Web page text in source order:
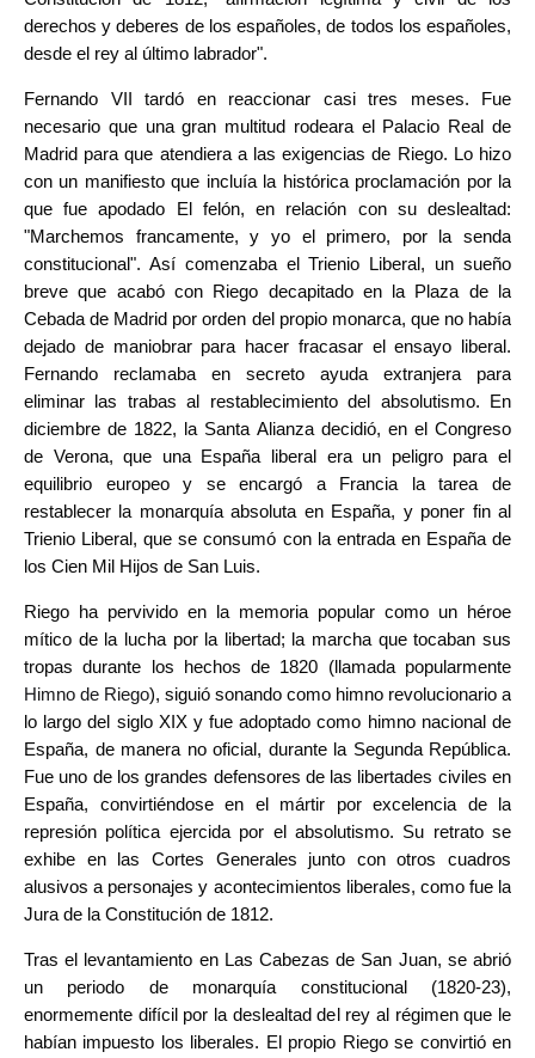
derechos y deberes de los españoles, de todos los españoles,
desde el rey al último labrador".
Fernando VII tardó en reaccionar casi tres meses. Fue
necesario que una gran multitud rodeara el Palacio Real de
Madrid para que atendiera a las exigencias de Riego. Lo hizo
con un manifiesto que incluía la histórica proclamación por la
que fue apodado El felón, en relación con su deslealtad:
"Marchemos francamente, y yo el primero, por la senda
constitucional". Así comenzaba el Trienio Liberal, un sueño
breve que acabó con Riego decapitado en la Plaza de la
Cebada de Madrid por orden del propio monarca, que no había
dejado de maniobrar para hacer fracasar el ensayo liberal.
Fernando reclamaba en secreto ayuda extranjera para
eliminar las trabas al restablecimiento del absolutismo. En
diciembre de 1822, la Santa Alianza decidió, en el Congreso
de Verona, que una España liberal era un peligro para el
equilibrio europeo y se encargó a Francia la tarea de
restablecer la monarquía absoluta en España, y poner fin al
Trienio Liberal, que se consumó con la entrada en España de
los Cien Mil Hijos de San Luis.
Riego ha pervivido en la memoria popular como un héroe
mítico de la lucha por la libertad; la marcha que tocaban sus
tropas durante los hechos de 1820 (llamada popularmente
Himno de Riego), siguió sonando como himno revolucionario a
lo largo del siglo XIX y fue adoptado como himno nacional de
España, de manera no oficial, durante la Segunda República.
Fue uno de los grandes defensores de las libertades civiles en
España, convirtiéndose en el mártir por excelencia de la
represión política ejercida por el absolutismo. Su retrato se
exhibe en las Cortes Generales junto con otros cuadros
alusivos a personajes y acontecimientos liberales, como fue la
Jura de la Constitución de 1812.
Tras el levantamiento en Las Cabezas de San Juan, se abrió
un periodo de monarquía constitucional (1820-23),
enormemente difícil por la deslealtad del rey al régimen que le
habían impuesto los liberales. El propio Riego se convirtió en